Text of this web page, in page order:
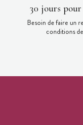
30 jours pour
Besoin de faire un
conditions